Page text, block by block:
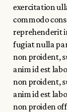
exercitation
commodo
reprehenderit
fugiat nulla
non proident,
anim id est
non proident,
anim id est
non proiden